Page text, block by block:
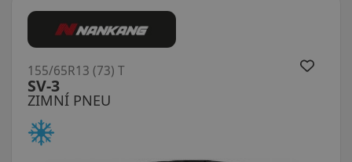
ZIMNÍ PNEU
SV-3
155/65R13 (73) T